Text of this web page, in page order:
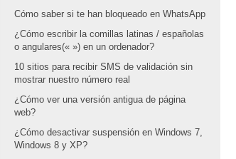
Cómo saber si te han bloqueado en WhatsApp
¿Cómo escribir la comillas latinas / españolas
o angulares(« ») en un ordenador?
10 sitios para recibir SMS de validación sin
mostrar nuestro número real
¿Cómo ver una versión antigua de página
web?
¿Cómo desactivar suspensión en Windows 7,
Windows 8 y XP?